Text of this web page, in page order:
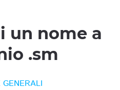
un nome a
.sm
GENERALI